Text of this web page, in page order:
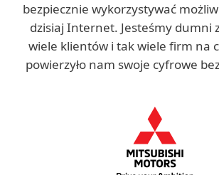
bezpiecznie wykorzystywać
dzisiaj Internet. Jesteśmy dumni
wiele klientów i tak wiele firm na
powierzyło nam swoje cyfrowe